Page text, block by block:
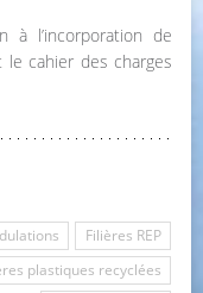
à l’incorporation de
le cahier des charges
Filières REP
plastiques recyclées